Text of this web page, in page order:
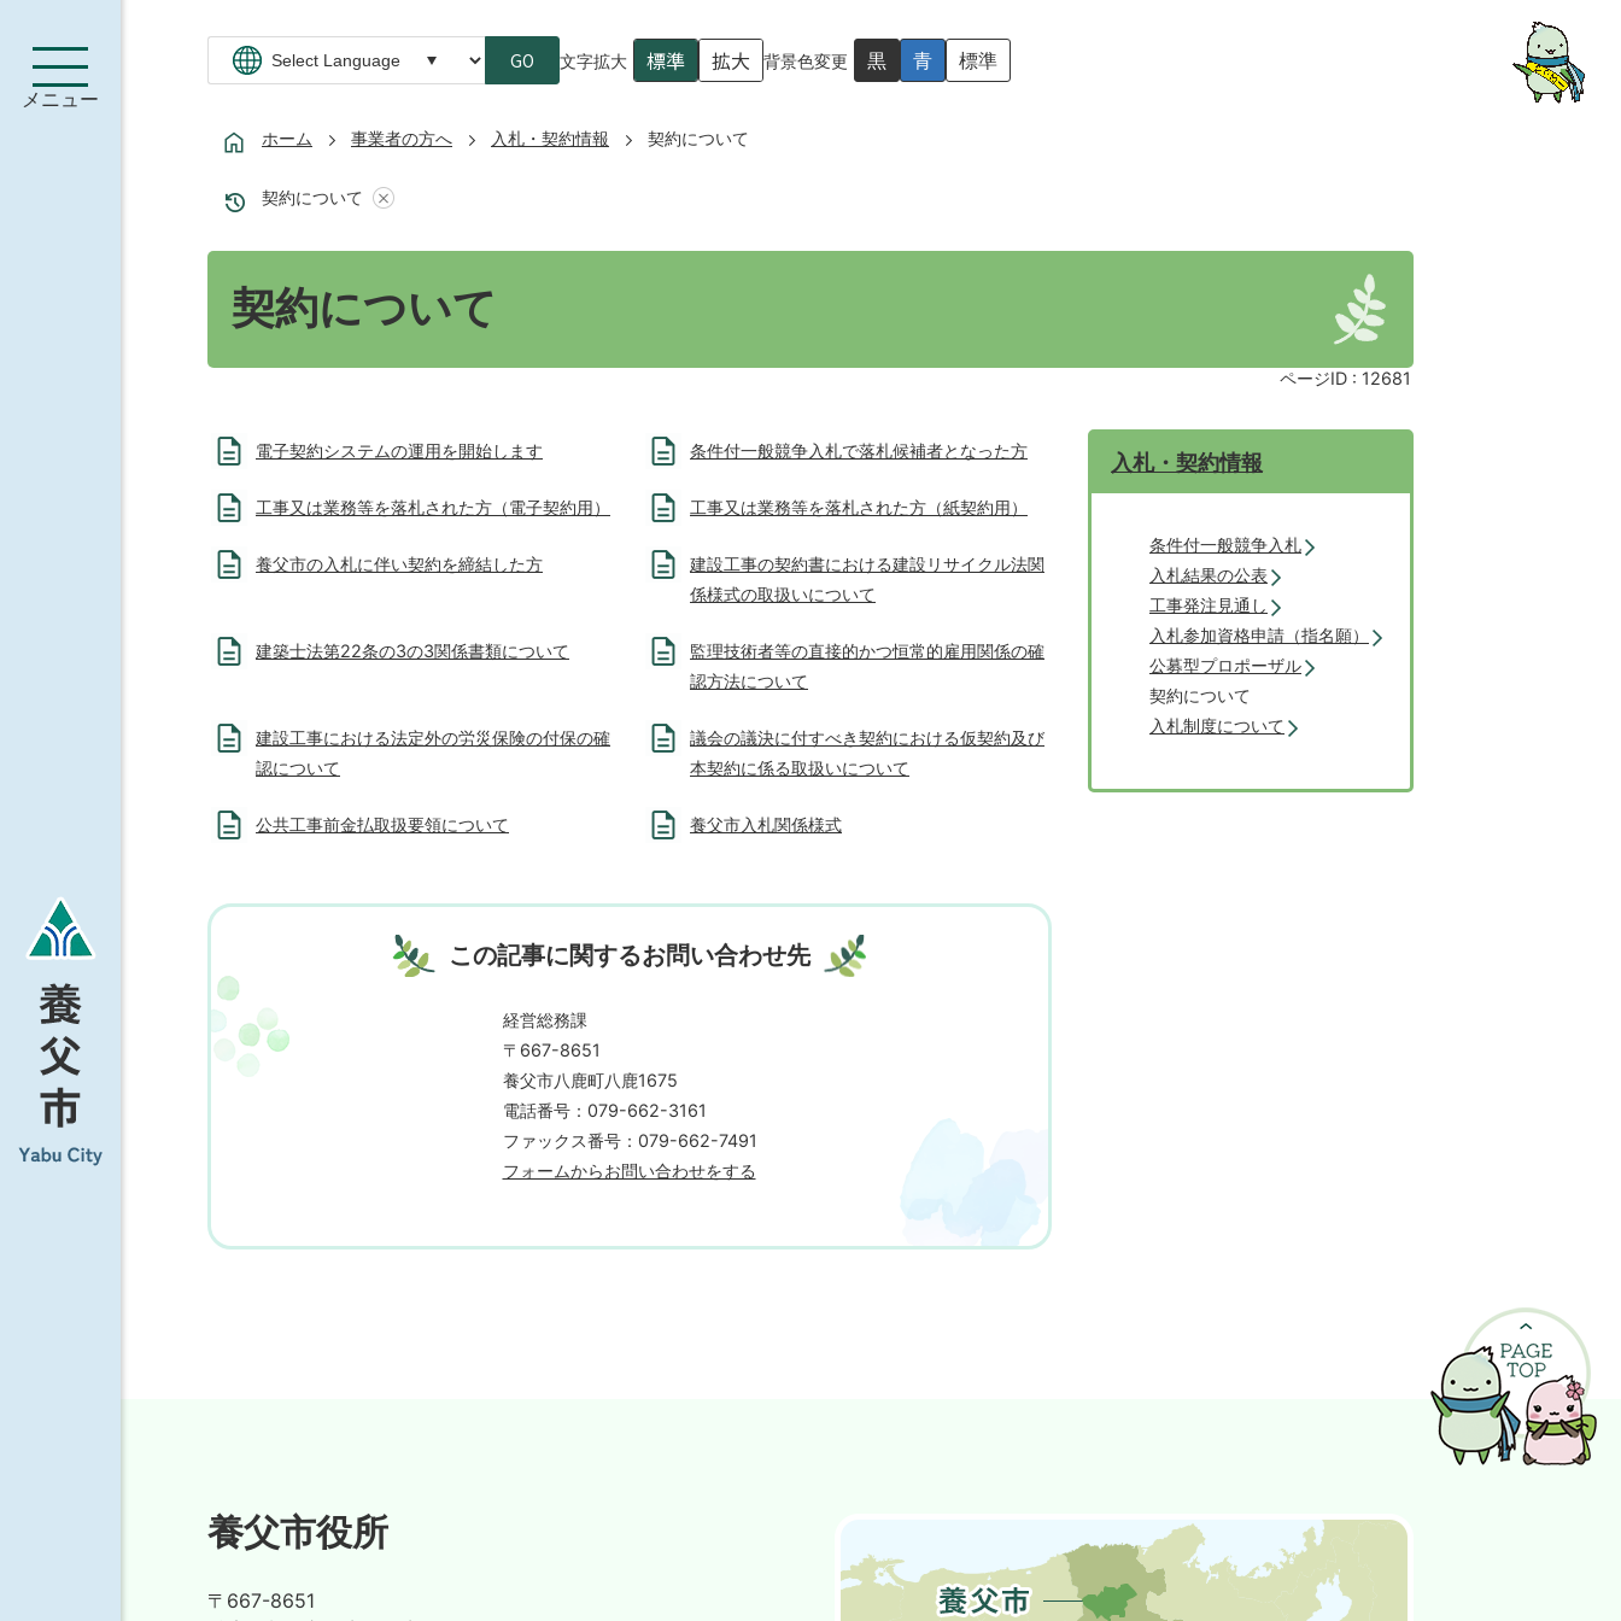
メニュー
GO 文字拡大 標準 拡大 背景色変更 黒 青 標準
ホーム 事業者の方へ 入札・契約情報 契約について
契約について
契約について
ページID : 12681
電子契約システムの運用を開始します 条件付一般競争入札で落札候補者となった方
工事又は業務等を落札された方（電子契約用） 工事又は業務等を落札された方（紙契約用）
養父市の入札に伴い契約を締結した方
建設工事の契約書における建設リサイクル法関
係様式の取扱いについて
建築士法第22条の3の3関係書類について
監理技術者等の直接的かつ恒常的雇用関係の確
認方法について
建設工事における法定外の労災保険の付保の確
認について
議会の議決に付すべき契約における仮契約及び
本契約に係る取扱いについて
公共工事前金払取扱要領について 養父市入札関係様式
この記事に関するお問い合わせ先
経営総務課
〒667-8651
養父市八鹿町八鹿1675
電話番号：079-662-3161
ファックス番号：079-662-7491
フォームからお問い合わせをする
入札・契約情報
条件付一般競争入札
入札結果の公表
工事発注見通し
入札参加資格申請（指名願）
公募型プロポーザル
契約について
入札制度について
養父市役所
〒667-8651